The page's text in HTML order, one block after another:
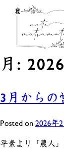
月:
3月からの
Posted on 2026年
平素より「農人